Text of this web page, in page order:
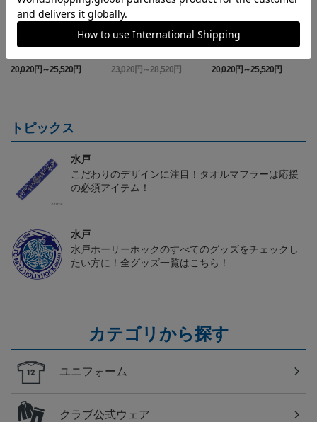
センティックユニフォー
ム FP 1st
20,020円～25,520円
ンティックユニフォーム
FP 1st
23,020円～28,520円
センティックユニフォー
ム FP 2nd
20,020円～25,520円
トピックス
水戸
こだわりのデザインに注目！タオルマフラーは応援
の必須アイテム！
水戸
水戸ホーリーホックのすべてのグッズをチェックし
たい方に！全グッズ一覧はこちら！
カテゴリから探す
ユニフォーム
クラブ公式ウェア